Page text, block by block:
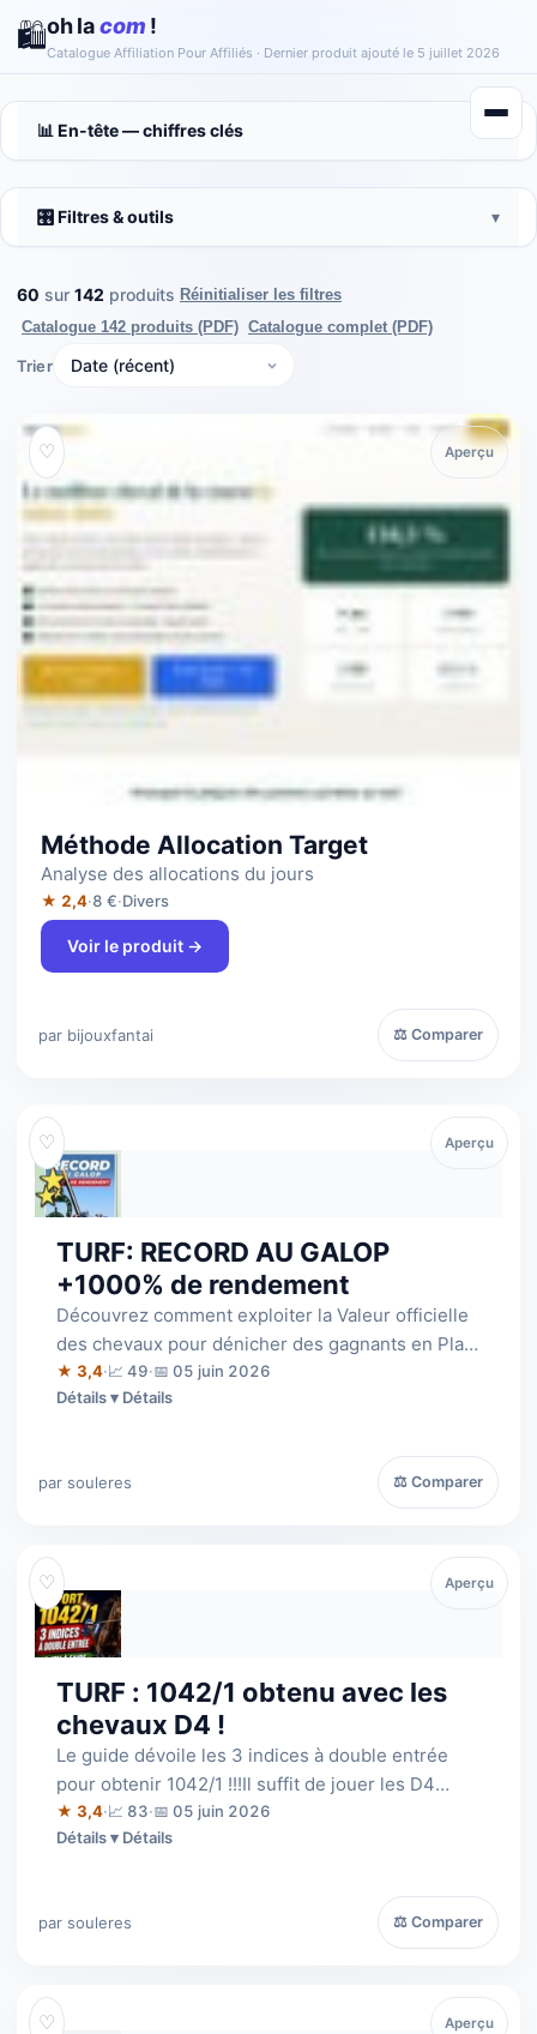
🛍️oh lacom !
Catalogue Affiliation Pour Affiliés · Dernier produit ajouté le 5 juillet 2026
📊 En-tête — chiffres clés
🎛️ Filtres & outils ▾
60 sur 142 produits Réinitialiser les filtres
Catalogue 142 produits (PDF) Catalogue complet (PDF)
Trier
♡À la une
Méthode Allocation Target
Analyse des allocations du jours
★ 2,4·8 €·Divers
Voir le produit →
par bijouxfantai ⚖ Comparer
Aperçu
♡
TURF: RECORD AU GALOP
+1000% de rendement
Découvrez comment exploiter la Valeur officielle
des chevaux pour dénicher des gagnants en Plat
et en Obstacles. Une méthode simp…
★ 3,4·📈 49·📅 05 juin 2026
Détails
par souleres ⚖ Comparer
Aperçu
♡
TURF : 1042/1 obtenu avec les
chevaux D4 !
Le guide dévoile les 3 indices à double entrée
pour obtenir 1042/1 !!!Il suffit de jouer les D4
(déferrés des 4 pieds) qui rempli…
★ 3,4·📈 83·📅 05 juin 2026
Détails
par souleres ⚖ Comparer
Aperçu
♡ Aperçu